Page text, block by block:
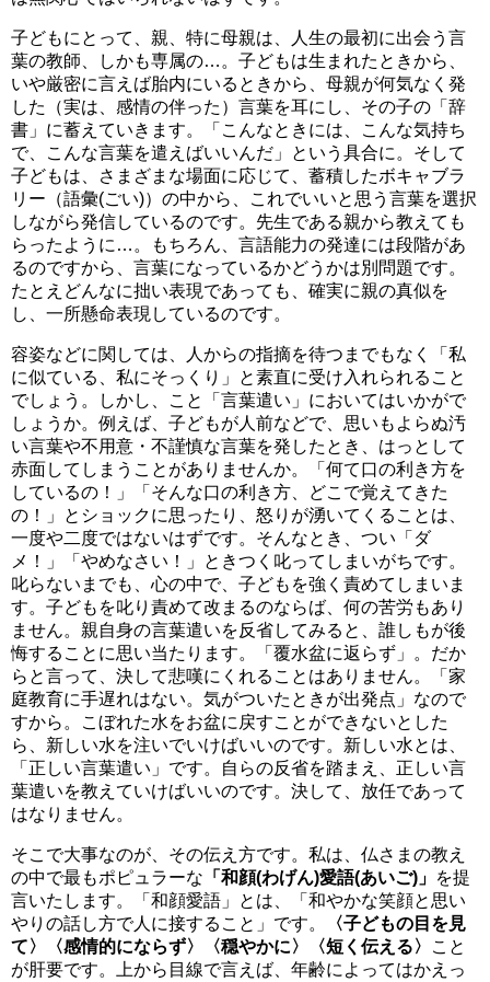
子どもにとって、親、特に母親は、人生の最初に出会う言
葉の教師、しかも専属の…。子どもは生まれたときから、
いや厳密に言えば胎内にいるときから、母親が何気なく発
した（実は、感情の伴った）言葉を耳にし、その子の「辞
書」に蓄えていきます。「こんなときには、こんな気持ち
で、こんな言葉を遣えばいいんだ」という具合に。そして
子どもは、さまざまな場面に応じて、蓄積したボキャブラ
リー（語彙(ごい)）の中から、これでいいと思う言葉を選択
しながら発信しているのです。先生である親から教えても
らったように…。もちろん、言語能力の発達には段階があ
るのですから、言葉になっているかどうかは別問題です。
たとえどんなに拙い表現であっても、確実に親の真似を
し、一所懸命表現しているのです。
容姿などに関しては、人からの指摘を待つまでもなく「私
に似ている、私にそっくり」と素直に受け入れられること
でしょう。しかし、こと「言葉遣い」においてはいかがで
しょうか。例えば、子どもが人前などで、思いもよらぬ汚
い言葉や不用意・不謹慎な言葉を発したとき、はっとして
赤面してしまうことがありませんか。「何て口の利き方を
しているの！」「そんな口の利き方、どこで覚えてきた
の！」とショックに思ったり、怒りが湧いてくることは、
一度や二度ではないはずです。そんなとき、つい「ダ
メ！」「やめなさい！」ときつく叱ってしまいがちです。
叱らないまでも、心の中で、子どもを強く責めてしまいま
す。子どもを叱り責めて改まるのならば、何の苦労もあり
ません。親自身の言葉遣いを反省してみると、誰しもが後
悔することに思い当たります。「覆水盆に返らず」。だか
らと言って、決して悲嘆にくれることはありません。「家
庭教育に手遅れはない。気がついたときが出発点」なので
すから。こぼれた水をお盆に戻すことができないとした
ら、新しい水を注いでいけばいいのです。新しい水とは、
「正しい言葉遣い」です。自らの反省を踏まえ、正しい言
葉遣いを教えていけばいいのです。決して、放任であって
はなりません。
そこで大事なのが、その伝え方です。私は、仏さまの教え
の中で最もポピュラーな 「和顔(わげん)愛語(あいご)」 を提
言いたします。「和顔愛語」とは、「和やかな笑顔と思い
やりの話し方で人に接すること」です。
〈子どもの目を見
て〉〈感情的にならず〉〈穏やかに〉〈短く伝える〉
こと
が肝要です。上から目線で言えば、年齢によってはかえっ